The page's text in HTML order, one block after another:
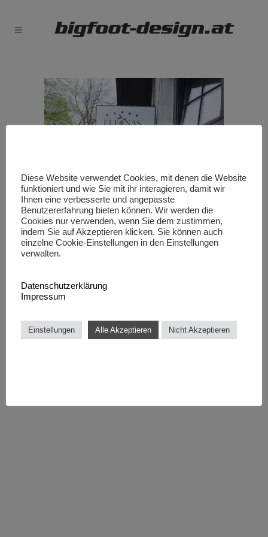
Diese Website verwendet Cookies, mit denen die Website
funktioniert und wie Sie mit ihr interagieren, damit wir
Ihnen eine verbesserte und angepasste
Benutzererfahrung bieten können. Wir werden die
Cookies nur verwenden, wenn Sie dem zustimmen,
indem Sie auf Akzeptieren klicken. Sie können auch
einzelne Cookie-Einstellungen in den Einstellungen
verwalten.
Datenschutzerklärung
Impressum
Einstellungen Alle Akzeptieren Nicht Akzeptieren